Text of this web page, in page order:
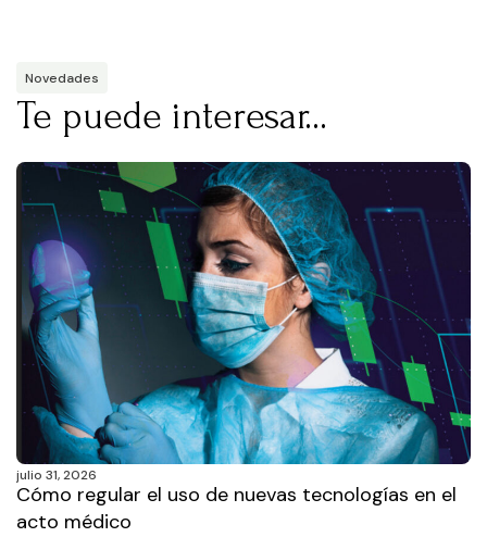
Novedades
Te puede interesar...
julio 31, 2026
Cómo regular el uso de nuevas tecnologías en el
acto médico